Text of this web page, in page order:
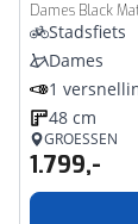
Dames Black
Stadsfiets
Dames
1
48 cm
GROESSEN
1.799,-